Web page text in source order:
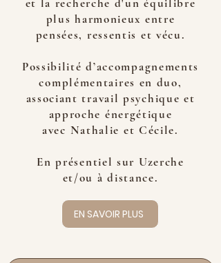
et la recherche d'un équilibre
plus harmonieux entre
pensées, ressentis et vécu.
Possibilité d’accompagnements
complémentaires en duo,
associant travail psychique et
approche énergétique
avec Nathalie et Cécile.
En présentiel sur Uzerche
et/ou à distance.
EN SAVOIR PLUS